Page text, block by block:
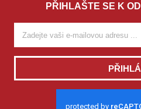
PŘIHLAŠTE SE K